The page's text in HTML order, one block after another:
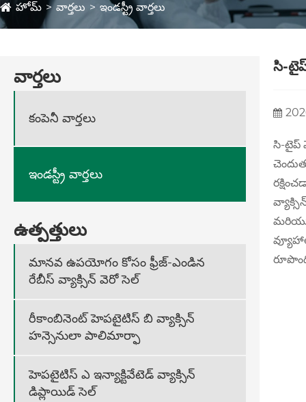
హోమ్ వార్తలు ఇండస్ట్రీ వార్తలు
వార్తలు
కంపెనీ వార్తలు
ఇండస్ట్రీ వార్తలు
ఉత్పత్తులు
మానవ ఉపయోగం కోసం ఫ్రీజ్-ఎండిన
రేబీస్ వ్యాక్సిన్ వెరో సెల్
రీకాంబినెంట్ హెపటైటిస్ బి వ్యాక్సిన్
హన్సెనులా పాలిమార్ఫా
హెపటైటిస్ ఎ ఇన్యాక్టివేటెడ్ వ్యాక్సిన్
డిప్లాయిడ్ సెల్
సి-
సి-టైప్
మరియు